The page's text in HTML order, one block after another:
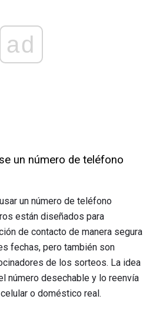
ad
un número de teléfono
un número de teléfono
están diseñados para
de contacto de manera segura
fechas, pero también son
de los sorteos. La idea
número desechable y lo reenvía
o doméstico real.